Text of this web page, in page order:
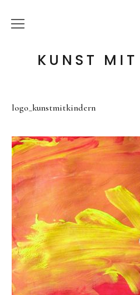
KUNST die
Farb-
Wir schaffen
Architektur-
Ast-Tiere-
logo_kunstmitkindern